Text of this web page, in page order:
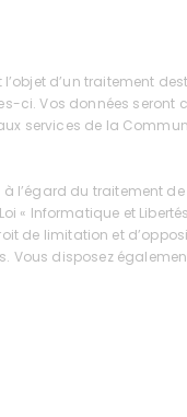
d’un traitement
ci. Vos données seront
services de la
à l’égard du traitement
« Informatique et
de limitation et
Vous disposez